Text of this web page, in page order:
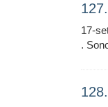
17-
.